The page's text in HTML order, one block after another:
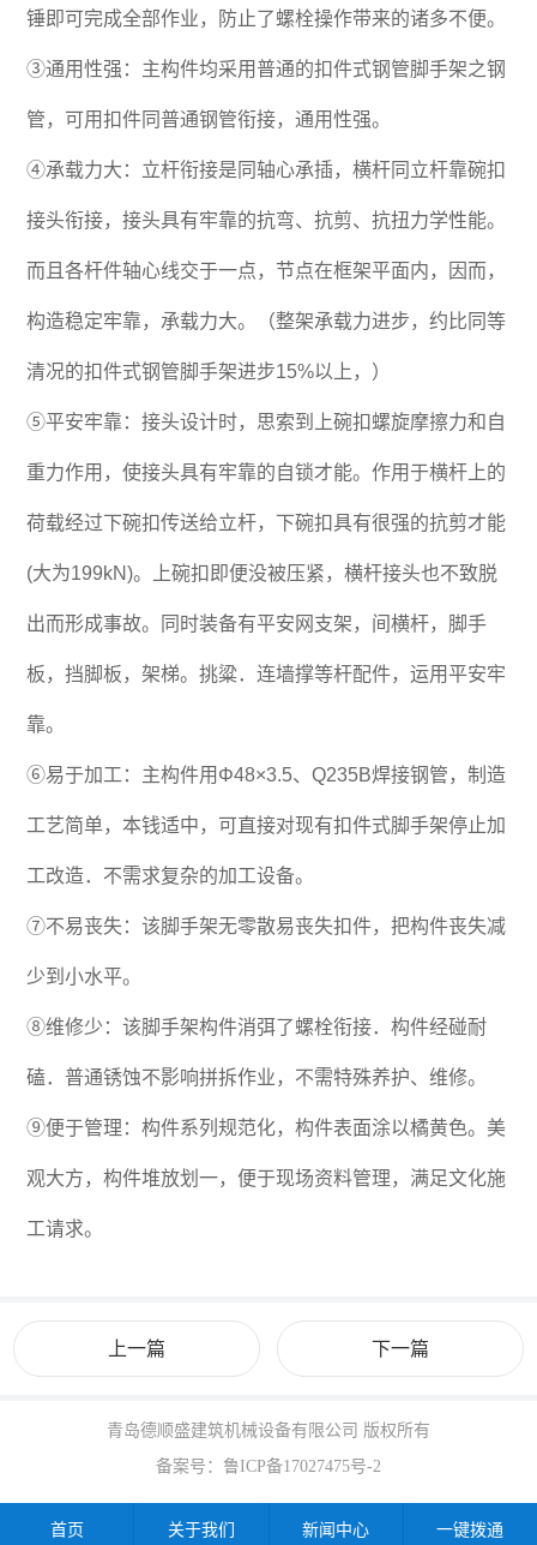
锤即可完成全部作业，防止了螺栓操作带来的诸多不便。
③通用性强：主构件均采用普通的扣件式钢管脚手架之钢
管，可用扣件同普通钢管衔接，通用性强。
④承载力大：立杆衔接是同轴心承插，横杆同立杆靠碗扣
接头衔接，接头具有牢靠的抗弯、抗剪、抗扭力学性能。
而且各杆件轴心线交于一点，节点在框架平面内，因而，
构造稳定牢靠，承载力大。（整架承载力进步，约比同等
清况的扣件式钢管脚手架进步15%以上，）
⑤平安牢靠：接头设计时，思索到上碗扣螺旋摩擦力和自
重力作用，使接头具有牢靠的自锁才能。作用于横杆上的
荷载经过下碗扣传送给立杆，下碗扣具有很强的抗剪才能
(大为199kN)。上碗扣即便没被压紧，横杆接头也不致脱
出而形成事故。同时装备有平安网支架，间横杆，脚手
板，挡脚板，架梯。挑粱．连墙撑等杆配件，运用平安牢
靠。
⑥易于加工：主构件用Φ48×3.5、Q235B焊接钢管，制造
工艺简单，本钱适中，可直接对现有扣件式脚手架停止加
工改造．不需求复杂的加工设备。
⑦不易丧失：该脚手架无零散易丧失扣件，把构件丧失减
少到小水平。
⑧维修少：该脚手架构件消弭了螺栓衔接．构件经碰耐
磕．普通锈蚀不影响拼拆作业，不需特殊养护、维修。
⑨便于管理：构件系列规范化，构件表面涂以橘黄色。美
观大方，构件堆放划一，便于现场资料管理，满足文化施
工请求。
上一篇 下一篇
青岛德顺盛建筑机械设备有限公司 版权所有
备案号： 鲁ICP备17027475号-2
首页 关于我们 新闻中心 一键拨通